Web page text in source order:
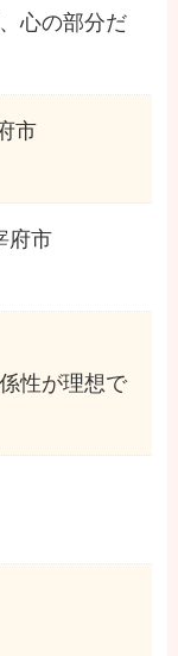
心の部分だ
市
府市
性が理想で